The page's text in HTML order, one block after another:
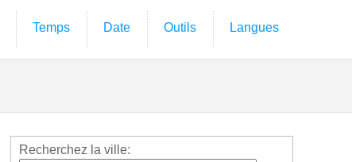
Temps Date Outils Langues
Recherchez la ville: